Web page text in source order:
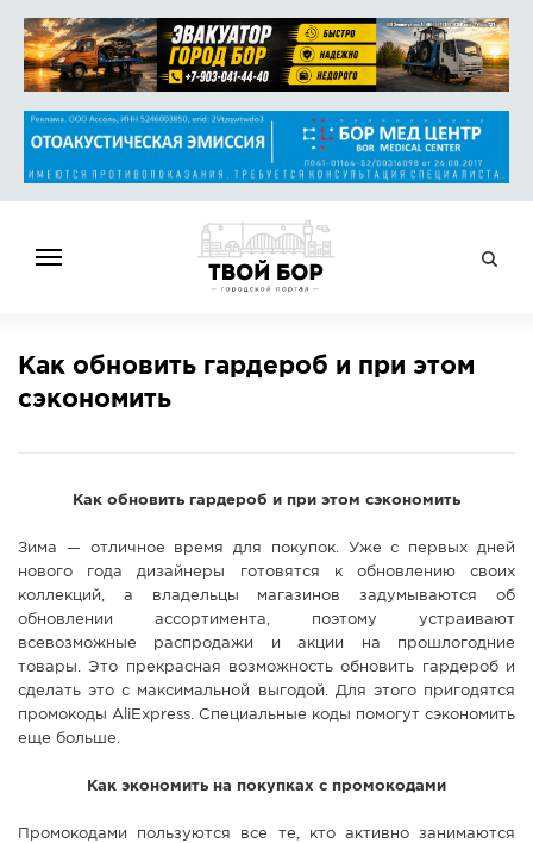
НОВОСТИ
СПРАВОЧНИК
СПРАВКА
КАМЕРЫ
КОНКУРСЫ
СТАТЬИ
ГОЛОСОВАНИЯ
ФОТО
Как обновить гардероб и при этом
сэкономить
Как обновить гардероб и при этом сэкономить
Зима — отличное время для покупок. Уже с первых дней
нового года дизайнеры готовятся к обновлению своих
коллекций, а владельцы магазинов задумываются об
обновлении ассортимента, поэтому устраивают
всевозможные распродажи и акции на прошлогодние
товары. Это прекрасная возможность обновить гардероб и
сделать это с максимальной выгодой. Для этого пригодятся
промокоды AliExpress. Специальные коды помогут сэкономить
еще больше.
Как экономить на покупках с промокодами
Промокодами пользуются все те, кто активно занимаются